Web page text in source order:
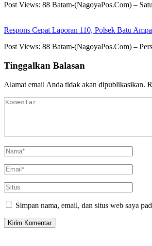
Post Views: 88 Batam-(NagoyaPos.Com) –
Respons Cepat Laporan 110, Polsek Batu
Post Views: 88 Batam-(NagoyaPos.Com) –
Tinggalkan Balasan
Alamat email Anda tidak akan dipublikasikan.
Simpan nama, email, dan situs web saya